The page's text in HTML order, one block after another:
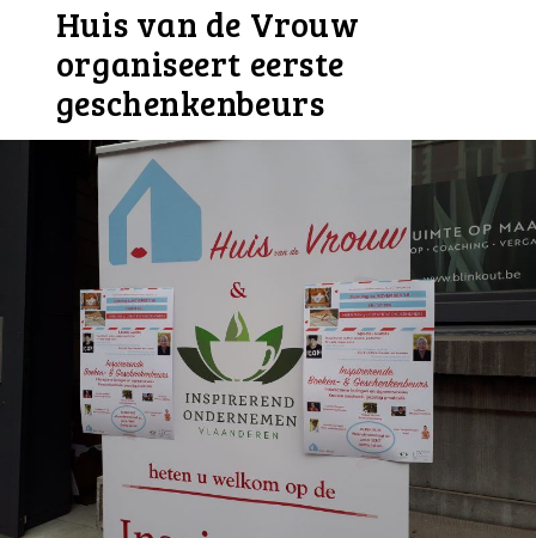
Huis van de Vrouw
organiseert eerste
geschenkenbeurs